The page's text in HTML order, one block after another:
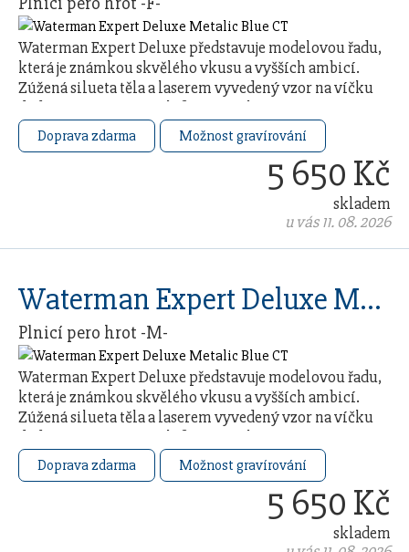
Waterman Expert Deluxe představuje modelovou řadu,
která je známkou skvělého vkusu a vyšších ambicí.
Zúžená silueta těla a laserem vyvedený vzor na víčku
dodávají svému nositeli francouzskou …
Doprava zdarma Možnost gravírování
5 650 Kč
skladem
u vás 11. 08. 2026
Waterman Expert Deluxe Metalic Blue CT
Plnicí pero hrot -M-
Waterman Expert Deluxe představuje modelovou řadu,
která je známkou skvělého vkusu a vyšších ambicí.
Zúžená silueta těla a laserem vyvedený vzor na víčku
dodávají svému nositeli francouzskou …
Doprava zdarma Možnost gravírování
5 650 Kč
skladem